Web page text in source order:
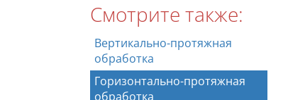
Смотрите также:
Вертикально-протяжная
обработка
Горизонтально-протяжная
обработка